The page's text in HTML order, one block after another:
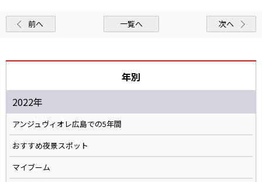
前へ 一覧へ 次へ
年別
2022年
アンジュヴィオレ広島での5年間
おすすめ夜景スポット
マイブーム